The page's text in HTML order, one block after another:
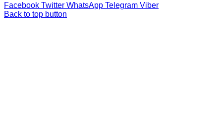
Facebook Twitter WhatsApp Telegram Viber
Back to top button